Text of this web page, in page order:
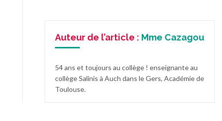
Auteur de l’article : Mme Cazagou
54 ans et toujours au collège ! enseignante au
collège Salinis à Auch dans le Gers, Académie de
Toulouse.